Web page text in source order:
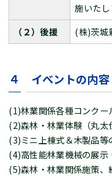
施いたし
（２）後援
(株)茨城
４ イベントの内容
(1)林業関係各種コンクー
(2)森林・林業体験（丸太
(3)ミニ上棟式＆木製品等
(4)高性能林業機械の展示
(5)森林・林業関係施策、